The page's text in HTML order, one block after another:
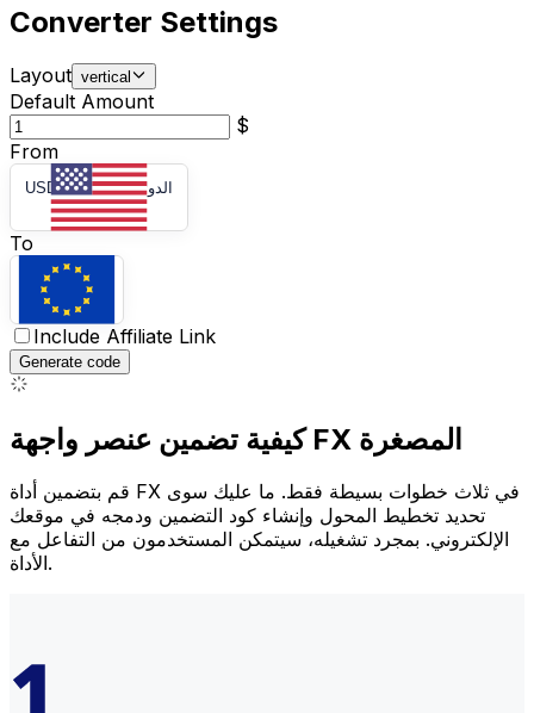
Converter Settings
Layout vertical
Default Amount
$
From
USD -الدولار الأمريكي
To
EUR اليورو
Include Affiliate Link
Generate code
كيفية تضمين عنصر واجهة FX المصغرة
قم بتضمين أداة FX في ثلاث خطوات بسيطة فقط. ما عليك سوى
تحديد تخطيط المحول وإنشاء كود التضمين ودمجه في موقعك
الإلكتروني. بمجرد تشغيله، سيتمكن المستخدمون من التفاعل مع
الأداة.